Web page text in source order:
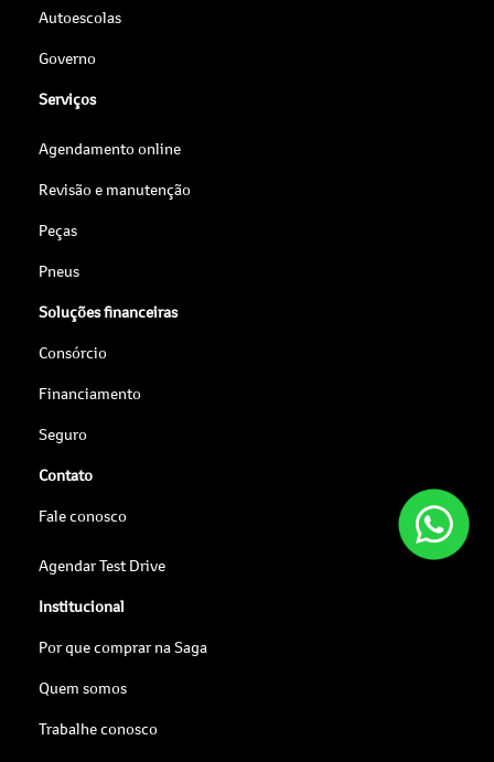
Autoescolas
Governo
Serviços
Agendamento online
Revisão e manutenção
Peças
Pneus
Soluções financeiras
Consórcio
Financiamento
Seguro
Contato
Fale conosco
Agendar Test Drive
Institucional
Por que comprar na Saga
Quem somos
Trabalhe conosco